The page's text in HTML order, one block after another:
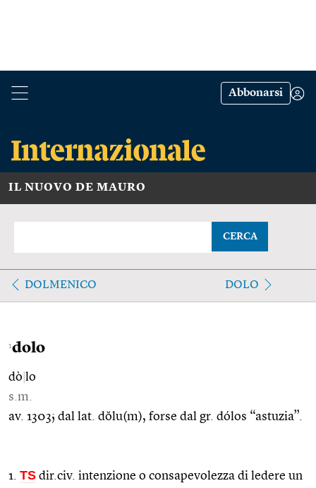
Abbonarsi
IL NUOVO DE MAURO
CERCA
DOLMENICO DOLO
1dolo
dò lo
s.m.
av. 1303; dal lat. dŏlu(m), forse dal gr. dólos “astuzia”.
1. TS dir.civ. intenzione o consapevolezza di ledere un